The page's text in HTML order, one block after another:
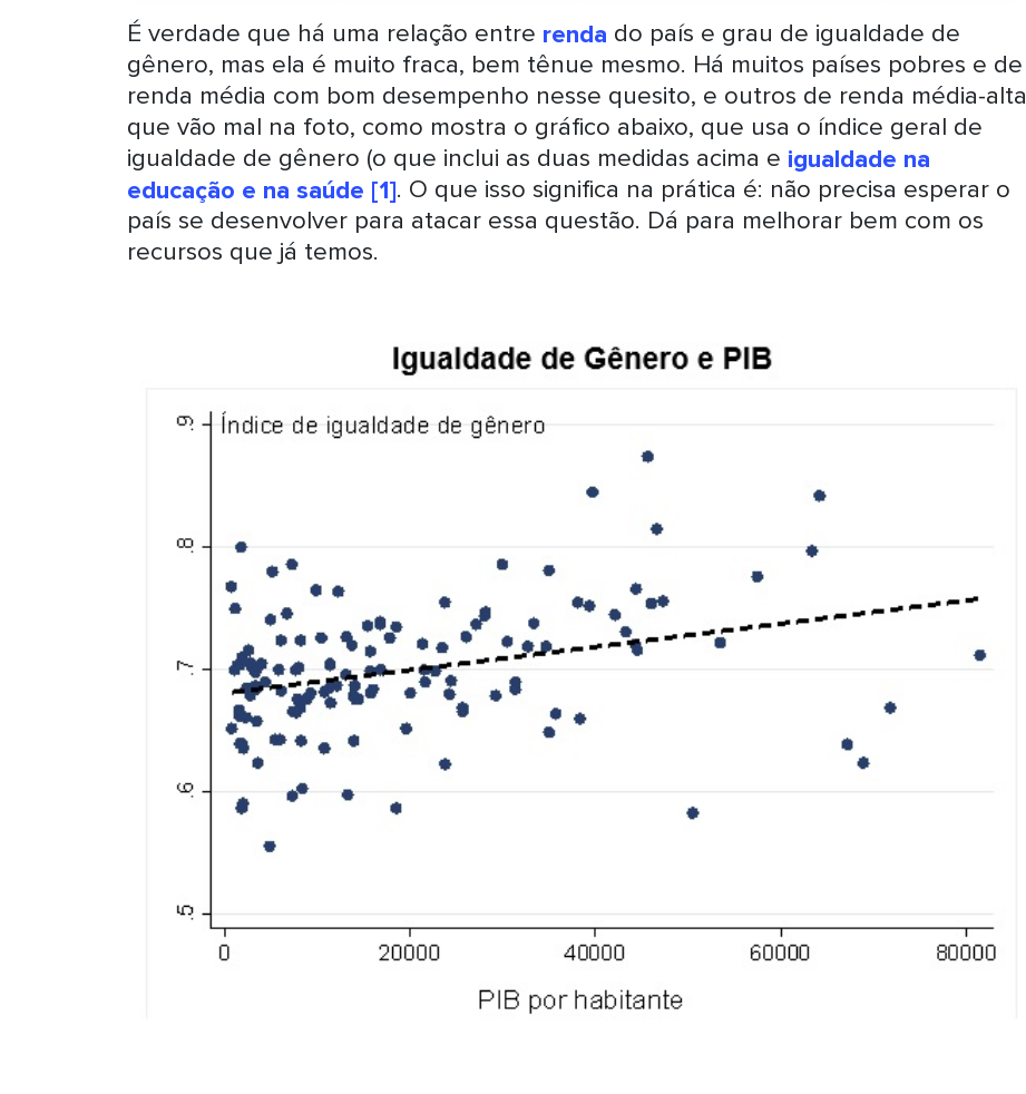
É verdade que há uma relação entre renda do país e grau de igualdade de
gênero, mas ela é muito fraca, bem tênue mesmo. Há muitos países pobres e de
renda média com bom desempenho nesse quesito, e outros de renda média-alta
que vão mal na foto, como mostra o gráfico abaixo, que usa o índice geral de
igualdade de gênero (o que inclui as duas medidas acima e igualdade na
educação e na saúde [1]. O que isso significa na prática é: não precisa esperar o
país se desenvolver para atacar essa questão. Dá para melhorar bem com os
recursos que já temos.